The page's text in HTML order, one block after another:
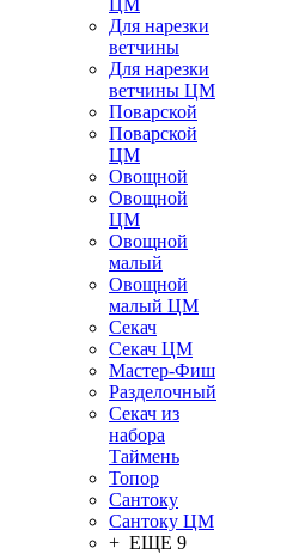
ЦМ
Для нарезки
ветчины
Для нарезки
ветчины ЦМ
Поварской
Поварской
ЦМ
Овощной
Овощной
ЦМ
Овощной
малый
Овощной
малый ЦМ
Секач
Секач ЦМ
Мастер-Фиш
Разделочный
Секач из
набора
Таймень
Топор
Сантоку
Сантоку ЦМ
+ ЕЩЕ 9